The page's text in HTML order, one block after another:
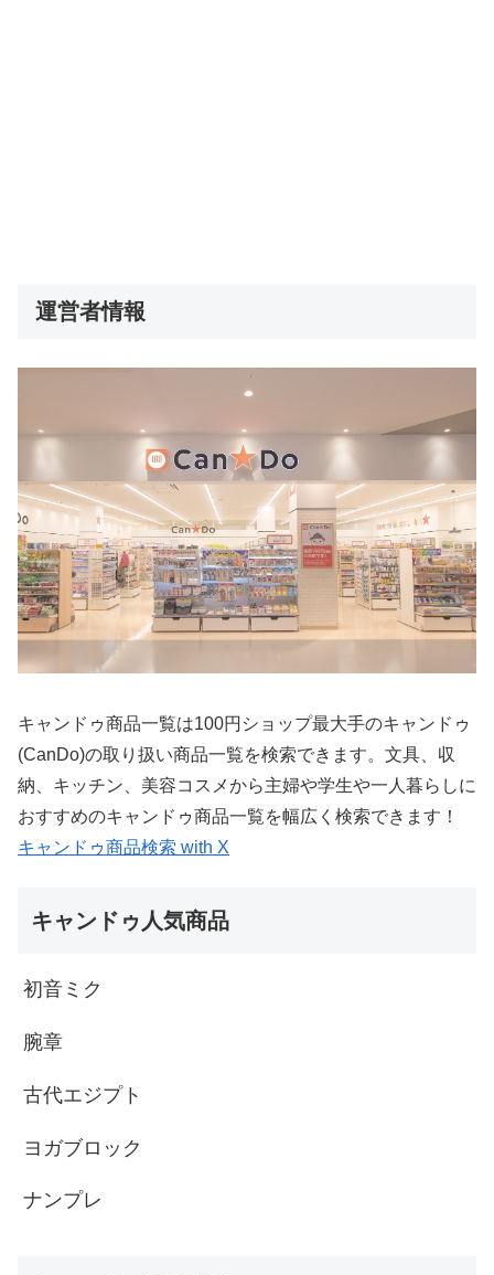
運営者情報
キャンドゥ商品一覧は100円ショップ最大手のキャンドゥ
(CanDo)の取り扱い商品一覧を検索できます。文具、収
納、キッチン、美容コスメから主婦や学生や一人暮らしに
おすすめのキャンドゥ商品一覧を幅広く検索できます！
キャンドゥ商品検索 with X
キャンドゥ人気商品
初音ミク
腕章
古代エジプト
ヨガブロック
ナンプレ